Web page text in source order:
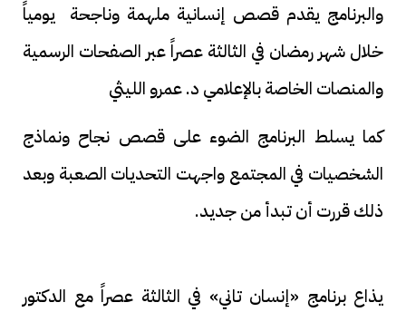
والبرنامج يقدم قصص إنسانية ملهمة وناجحة يومياً
خلال شهر رمضان في الثالثة عصراً عبر الصفحات الرسمية
والمنصات الخاصة بالإعلامي د. عمرو الليثي
كما يسلط البرنامج الضوء على قصص نجاح ونماذج
الشخصيات في المجتمع واجهت التحديات الصعبة وبعد
ذلك قررت أن تبدأ من جديد.
يذاع برنامج «إنسان تاني» في الثالثة عصراً مع الدكتور